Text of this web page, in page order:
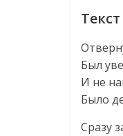
Был
И не
Было
Сразу